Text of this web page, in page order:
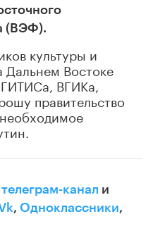
(ВЭФ).
культуры и
Дальнем Востоке
ВГИКа,
правительство
телеграм-канал и
, Одноклассники,